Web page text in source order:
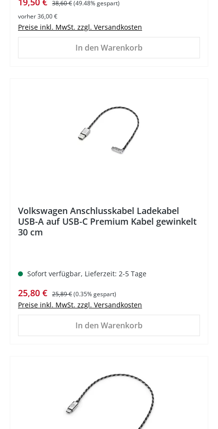
38,60 €(49.48% gespart)
vorher 36,00 €
Preise inkl. MwSt. zzgl. Versandkosten
In den Warenkorb
Volkswagen Anschlusskabel Ladekabel
USB-A auf USB-C Premium Kabel gewinkelt
30 cm
Sofort verfügbar, Lieferzeit: 2-5 Tage
Verkaufspreis:
25,80 € Regulärer Preis:
25,89 €(0.35% gespart)
Preise inkl. MwSt. zzgl. Versandkosten
In den Warenkorb